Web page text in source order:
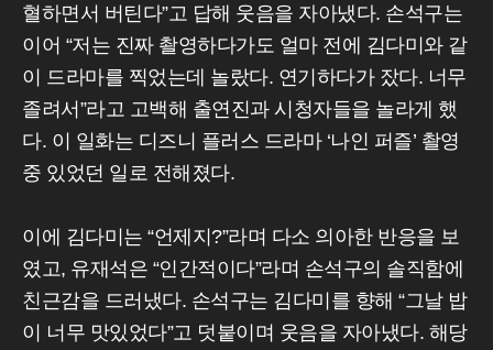
혈하면서 버틴다”고 답해 웃음을 자아냈다. 손석구는
이어 “저는 진짜 촬영하다가도 얼마 전에 김다미와 같
이 드라마를 찍었는데 놀랐다. 연기하다가 잤다. 너무
졸려서”라고 고백해 출연진과 시청자들을 놀라게 했
다. 이 일화는 디즈니 플러스 드라마 ‘나인 퍼즐’ 촬영
중 있었던 일로 전해졌다.
이에 김다미는 “언제지?”라며 다소 의아한 반응을 보
였고, 유재석은 “인간적이다”라며 손석구의 솔직함에
친근감을 드러냈다. 손석구는 김다미를 향해 “그날 밥
이 너무 맛있었다”고 덧붙이며 웃음을 자아냈다. 해당